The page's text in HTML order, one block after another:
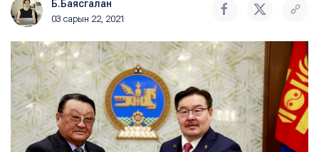
Б.Баясгалан
03 сарын 22, 2021